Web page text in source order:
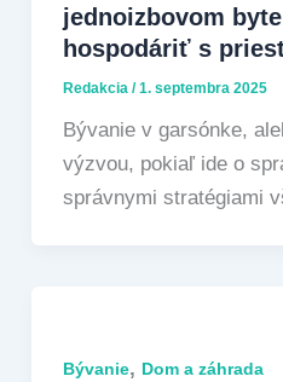
jednoizbovom
hospodáriť s
Redakcia /1. septembra 2025
Bývanie v garsónke,
výzvou, pokiaľ ide o
správnymi stratégiami
Bývanie, Dom a záhrada